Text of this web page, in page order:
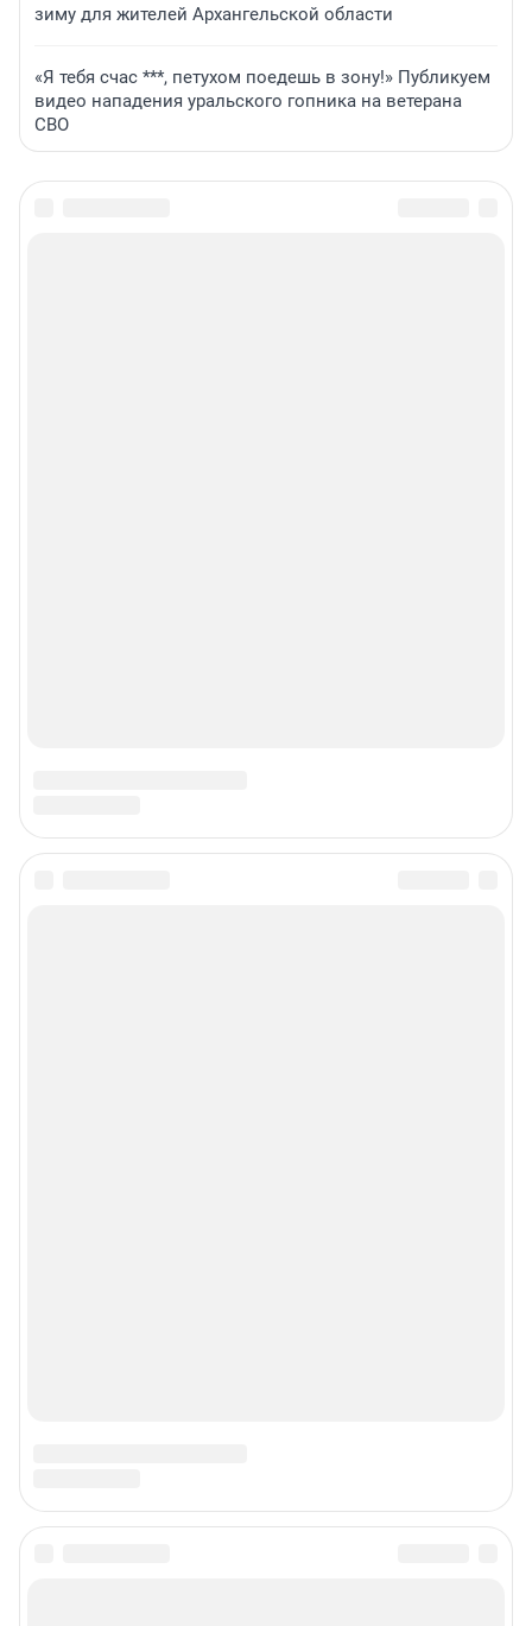
зиму для жителей Архангельской области
«Я тебя счас ***, петухом поедешь в зону!» Публикуем
видео нападения уральского гопника на ветерана
СВО